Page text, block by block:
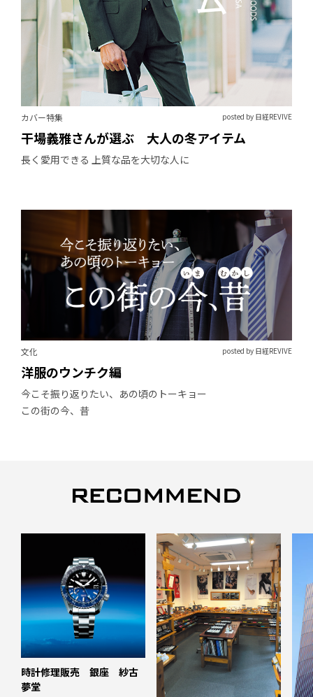
カバー特集 posted by 日経REVIVE
干場義雅さんが選ぶ 大人の冬アイテム
長く愛用できる 上質な品を大切な人に
文化 posted by 日経REVIVE
洋服のウンチク編
今こそ振り返りたい、あの頃のトーキョー
この街の今、昔
時計修理販売 銀座 紗古
夢堂